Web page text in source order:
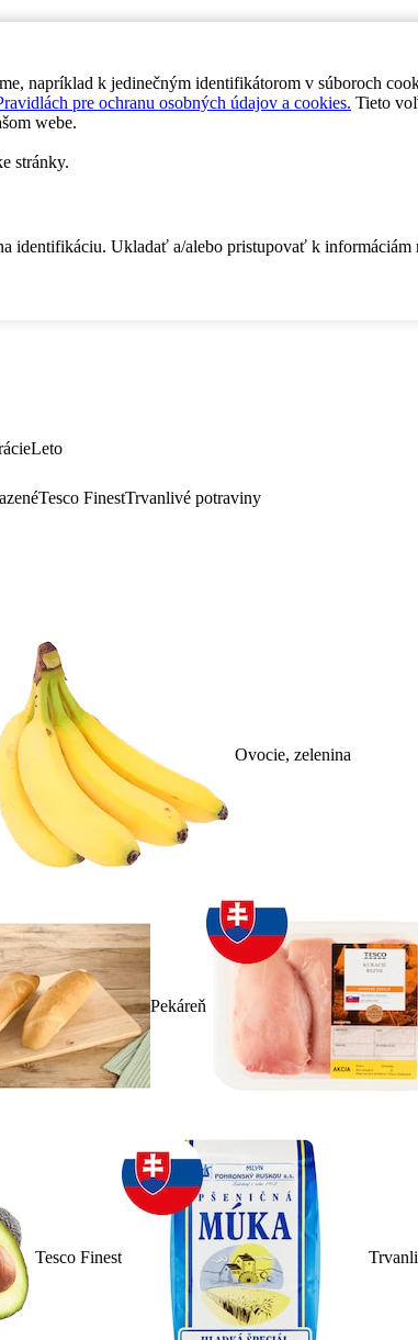
napríklad k jedinečným identifikátorom v súboroch
pre ochranu osobných údajov a cookies. Tieto
webe.
stránky.
Ukladať a/alebo pristupovať k informáciám
Leto
Tesco FinestTrvanlivé potraviny
Ovocie, zelenina
Pekáreň
Tesco Finest